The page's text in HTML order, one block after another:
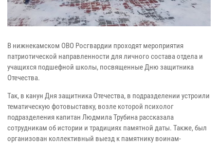
В нижнекамском ОВО Росгвардии проходят мероприятия
патриотической направленности для личного состава отдела и
учащихся подшефной школы, посвященные Дню защитника
Отечества.
Так, в канун Дня защитника Отечества, в подразделении устроили
тематическую фотовыставку, возле которой психолог
подразделения капитан Людмила Трубина рассказала
сотрудникам об истории и традициях памятной даты. Также, был
организован коллективный выезд к памятнику воинам-